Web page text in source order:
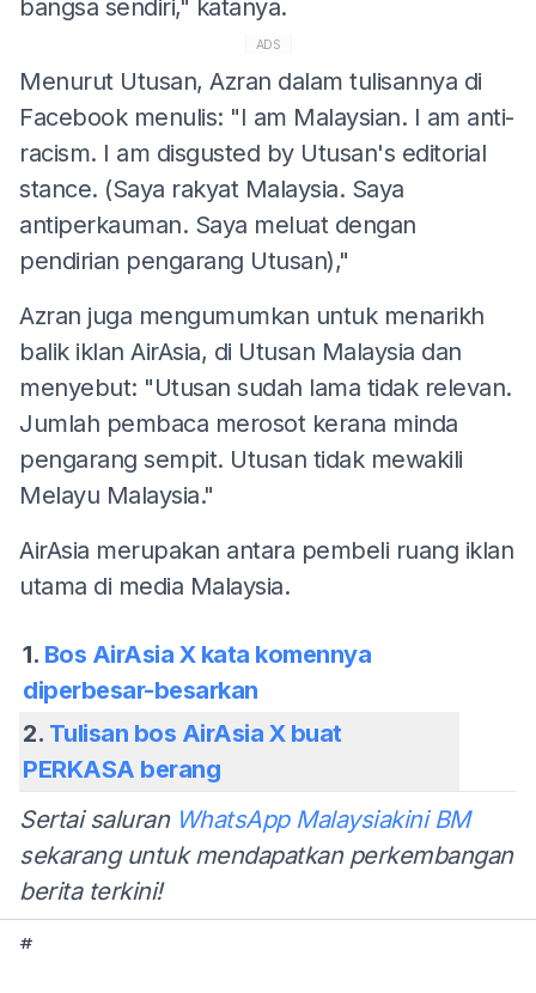
bangsa sendiri," katanya.
ADS
Menurut Utusan, Azran dalam tulisannya di
Facebook menulis: "I am Malaysian. I am anti-
racism. I am disgusted by Utusan's editorial
stance. (Saya rakyat Malaysia. Saya
antiperkauman. Saya meluat dengan
pendirian pengarang Utusan),"
Azran juga mengumumkan untuk menarikh
balik iklan AirAsia, di Utusan Malaysia dan
menyebut: "Utusan sudah lama tidak relevan.
Jumlah pembaca merosot kerana minda
pengarang sempit. Utusan tidak mewakili
Melayu Malaysia."
AirAsia merupakan antara pembeli ruang iklan
utama di media Malaysia.
1. Bos AirAsia X kata komennya
diperbesar-besarkan
2. Tulisan bos AirAsia X buat
PERKASA berang
Sertai saluran WhatsApp Malaysiakini BM
sekarang untuk mendapatkan perkembangan
berita terkini!
#